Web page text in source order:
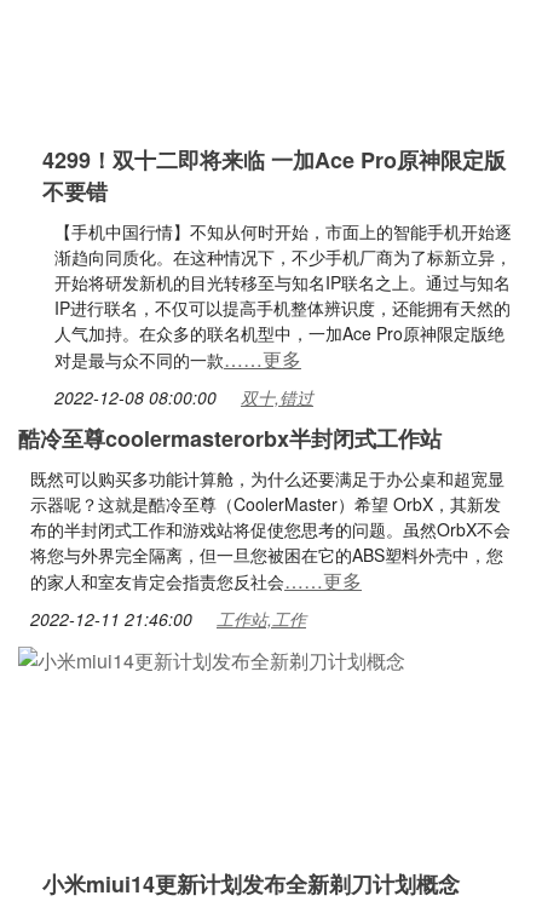
4299！双十二即将来临 一加Ace Pro原神限定版
不要错
【手机中国行情】不知从何时开始，市面上的智能手机开始逐
渐趋向同质化。在这种情况下，不少手机厂商为了标新立异，
开始将研发新机的目光转移至与知名IP联名之上。通过与知名
IP进行联名，不仅可以提高手机整体辨识度，还能拥有天然的
人气加持。在众多的联名机型中，一加Ace Pro原神限定版绝
对是最与众不同的一款……更多
2022-12-08 08:00:00 双十,错过
酷冷至尊coolermasterorbx半封闭式工作站
既然可以购买多功能计算舱，为什么还要满足于办公桌和超宽显
示器呢？这就是酷冷至尊（CoolerMaster）希望 OrbX，其新发
布的半封闭式工作和游戏站将促使您思考的问题。虽然OrbX不会
将您与外界完全隔离，但一旦您被困在它的ABS塑料外壳中，您
的家人和室友肯定会指责您反社会……更多
2022-12-11 21:46:00 工作站,工作
小米miui14更新计划发布全新剃刀计划概念